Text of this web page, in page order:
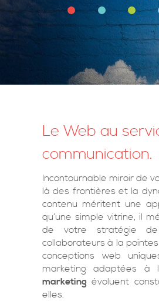
Le Web au
communication.
Incontournable miroir de
là des frontières et la
contenu méritent une
qu’une simple vitrine, il
de votre stratégie de
collaborateurs à la
conceptions web
marketing adaptées à
marketing évoluent
elles.